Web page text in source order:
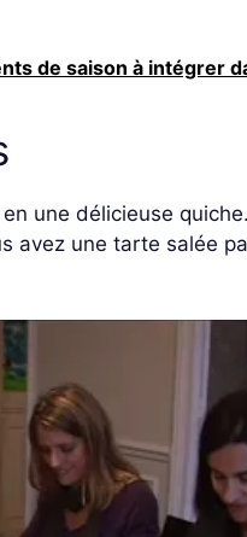
de saison à intégrer
une délicieuse
avez une tarte salée